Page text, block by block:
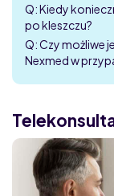
Q: Kiedy
po kleszczu?
Q: Czy możliwe
Nexmed w